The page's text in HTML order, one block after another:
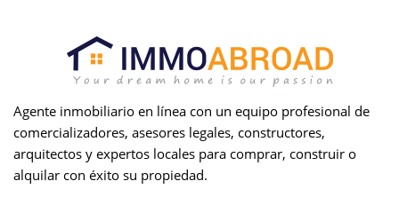
Agente inmobiliario en línea con un equipo profesional de
comercializadores, asesores legales, constructores,
arquitectos y expertos locales para comprar, construir o
alquilar con éxito su propiedad.